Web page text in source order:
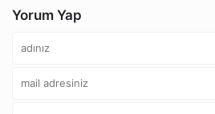
Yorum Yap